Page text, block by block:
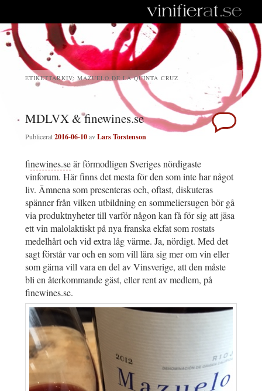
ETIKETTARKIV: MAZUELO DE LA QUINTA CRUZ
MDLVX & finewines.se
Publicerat2016-06-10avLars Torstenson
finewines.seär förmodligen Sveriges nördigaste
vinforum. Här finns det mesta för den som inte har något
liv. Ämnena som presenteras och, oftast, diskuteras
spänner från vilken utbildning en sommeliersugen bör gå
via produktnyheter till varför någon kan få för sig att jäsa
ett vin malolaktiskt på nya franska ekfat som rostats
medelhårt och vid extra låg värme. Ja, nördigt. Med det
sagt förstår var och en som vill lära sig mer om vin eller
som gärna vill vara en del av Vinsverige, att den måste
bli en återkommande gäst, eller rent av medlem, på
finewines.se.